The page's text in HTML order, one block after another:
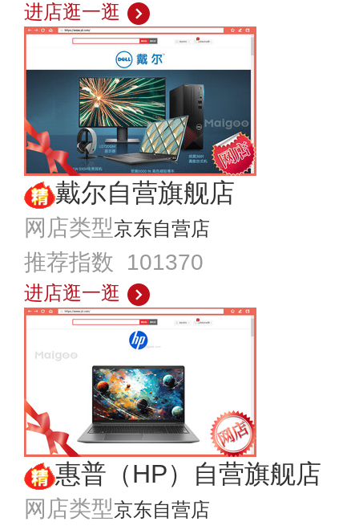
进店逛一逛
戴尔自营旗舰店
网店类型京东自营店
推荐指数 101370
进店逛一逛
惠普（HP）自营旗舰店
网店类型京东自营店